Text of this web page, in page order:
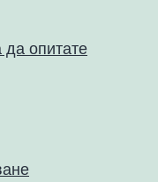
опитате